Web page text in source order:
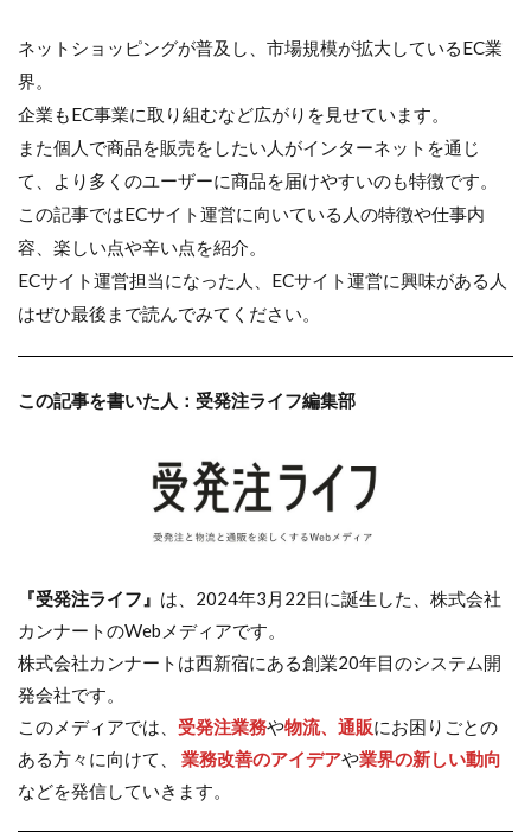
ネットショッピングが普及し、市場規模が拡大しているEC業
界。
企業もEC事業に取り組むなど広がりを見せています。
また個人で商品を販売をしたい人がインターネットを通じ
て、より多くのユーザーに商品を届けやすいのも特徴です。
この記事ではECサイト運営に向いている人の特徴や仕事内
容、楽しい点や辛い点を紹介。
ECサイト運営担当になった人、ECサイト運営に興味がある人
はぜひ最後まで読んでみてください。
この記事を書いた人：受発注ライフ編集部
『受発注ライフ』 は、2024年3月22日に誕生した、株式会社
カンナートのWebメディアです。
株式会社カンナートは西新宿にある創業20年目のシステム開
発会社です。
このメディアでは、 受発注業務や物流、通販にお困りごとの
ある方々に向けて、 業務改善のアイデアや業界の新しい動向
などを発信していきます。